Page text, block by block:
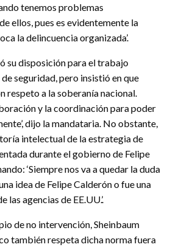
tenemos problemas
ellos, pues es evidentemente la
la delincuencia organizada’.
su disposición para el trabajo
seguridad, pero insistió en que
respeto a la soberanía nacional.
y la coordinación para poder
dijo la mandataria. No obstante,
intelectual de la estrategia de
durante el gobierno de Felipe
‘Siempre nos va a quedar la duda
idea de Felipe Calderón o fue una
las agencias de EE.UU.’.
de no intervención, Sheinbaum
también respeta dicha norma fuera